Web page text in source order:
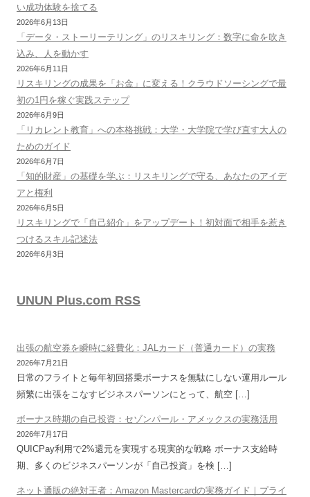
い成功体験を捨てる
2026年6月13日
「データ・ストーリーテリング」のリスキリング：数字に命を吹き
込み、人を動かす
2026年6月11日
リスキリングの成果を「お金」に変える！クラウドソーシングで最
初の1円を稼ぐ実践ステップ
2026年6月9日
「リカレント教育」への本格挑戦：大学・大学院で学び直す大人の
ためのガイド
2026年6月7日
「知的財産」の基礎を学ぶ：リスキリングで守る、あなたのアイデ
アと権利
2026年6月5日
リスキリングで「自己紹介」をアップデート！初対面で相手を惹き
つけるスキル記述法
2026年6月3日
UNUN Plus.com RSS
出張の航空券を瞬時に経費化：JALカード（普通カード）の実務
2026年7月21日
日常のフライトと毎年初回搭乗ボーナスを無駄にしない運用ルール
頻繁に出張をこなすビジネスパーソンにとって、航空 […]
ボーナス時期の自己投資：セゾンパール・アメックスの実務活用
2026年7月17日
QUICPay利用で2%還元を実現する現実的な戦略 ボーナス支給時
期、多くのビジネスパーソンが「自己投資」を検 […]
ネット通販の絶対王者：Amazon Mastercardの実務ガイド｜プライ